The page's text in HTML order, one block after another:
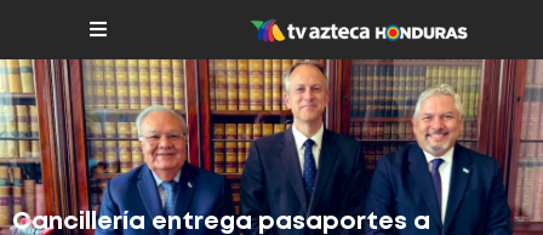
Cancillería entrega pasaportes a